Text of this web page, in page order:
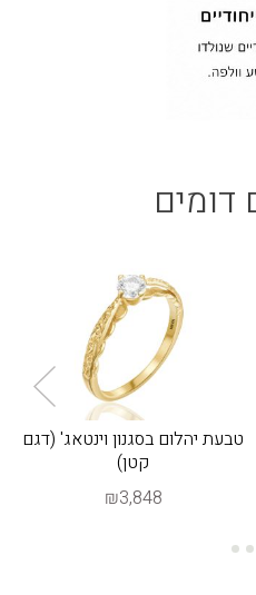
דומים
טבעת יהלום בסגנון וינטאג' (דגם
קטן)
₪3,848